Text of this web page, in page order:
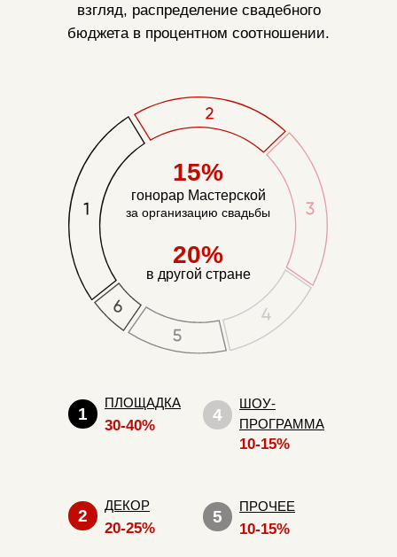
взгляд, распределение свадебного
бюджета в процентном соотношении.
2
20-25%
ДЕКОР
1
30-40%
ПЛОЩАДКА
5
10-15%
ПРОЧЕЕ
4
10-15%
ШОУ-
ПРОГРАММА
гонорар Мастерской
за организацию свадьбы
15%
в другой стране
20%